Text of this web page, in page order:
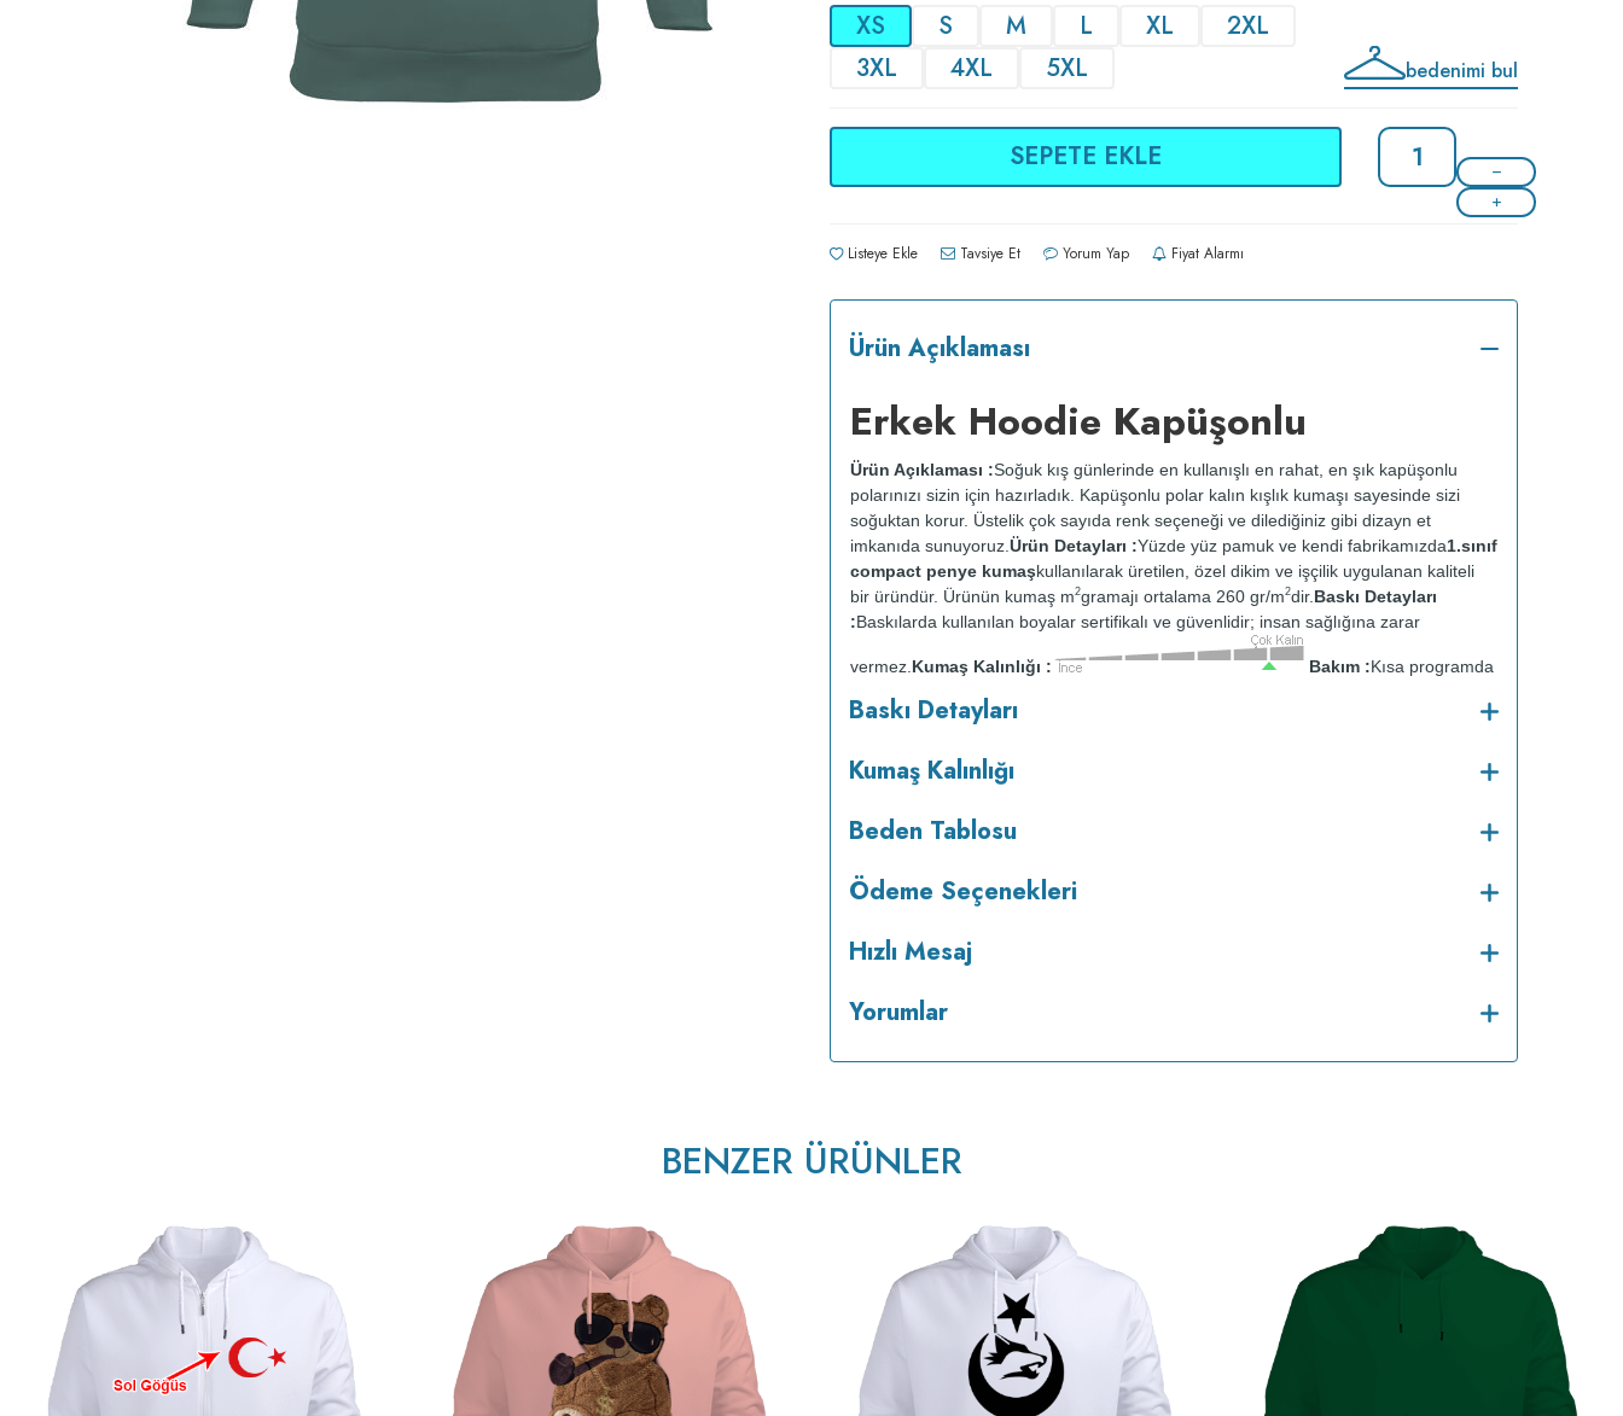
XS S M L XL
2XL
3XL
4XL 5XL bedenimi bul
SEPETE EKLE
Listeye Ekle Tavsiye Et Yorum Yap Fiyat Alarmı
Ürün Açıklaması
Erkek Hoodie Kapüşonlu
Ürün Açıklaması :Soğuk kış günlerinde en kullanışlı en rahat, en şık kapüşonlu
polarınızı sizin için hazırladık. Kapüşonlu polar kalın kışlık kumaşı sayesinde sizi
soğuktan korur. Üstelik çok sayıda renk seçeneği ve dilediğiniz gibi dizayn et
imkanıda sunuyoruz. Ürün Detayları :Yüzde yüz pamuk ve kendi fabrikamızda1.sınıf
compact penye kumaşkullanılarak üretilen, özel dikim ve işçilik uygulanan kaliteli
bir üründür. Ürünün kumaş m2gramajı ortalama 260 gr/m2dir. Baskı Detayları
:Baskılarda kullanılan boyalar sertifikalı ve güvenlidir; insan sağlığına zarar
vermez. Kumaş Kalınlığı : Bakım :Kısa programda
makinesinde kurutulmaz.
Baskı Detayları
Kumaş Kalınlığı
Beden Tablosu
Ödeme Seçenekleri
Hızlı Mesaj
Yorumlar
BENZER ÜRÜNLER